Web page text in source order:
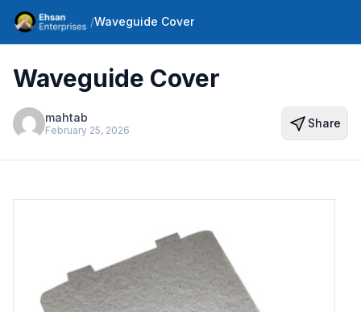
/Waveguide Cover
Waveguide Cover
mahtab
February 25, 2026 Share